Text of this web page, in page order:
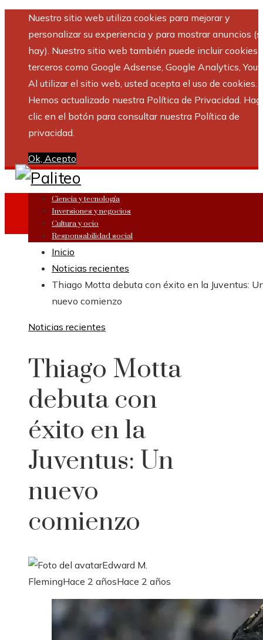
Nuestro sitio web utiliza cookies para mejorar y
personalizar su experiencia y para mostrar anuncios
hay). Nuestro sitio web también puede incluir cookies
terceros como Google Adsense, Google Analytics,
Al utilizar el sitio web, usted acepta el uso de cookies.
Hemos actualizado nuestra Política de Privacidad.
clic en el botón para consultar nuestra Política de
privacidad.
Ok, Acepto
Ciencia y tecnología
Inversiones y negocios
Cultura y ocio
Responsabilidad social
Inicio
Noticias recientes
Thiago Motta debuta con éxito en la Juventus:
nuevo comienzo
Noticias recientes
Thiago Motta
debuta con
éxito en la
Juventus: Un
nuevo
comienzo
Edward M.
FlemingHace 2 añosHace 2 años